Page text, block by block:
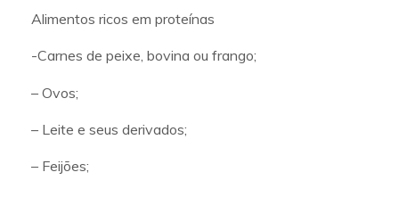
Alimentos ricos em proteínas
-Carnes de peixe, bovina ou frango;
– Ovos;
– Leite e seus derivados;
– Feijões;